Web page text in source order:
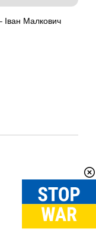
Іван Малкович
Вгору↑